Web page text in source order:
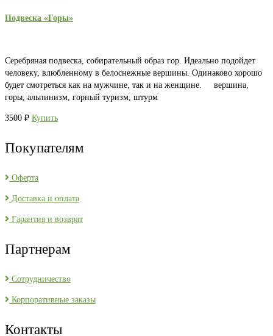
Подвеска «Горы»
Серебряная подвеска, собирательный образ гор. Идеально подойдет
человеку, влюбленному в белоснежные вершины. Одинаково хорошо
будет смотреться как на мужчине, так и на женщине. вершина,
горы, альпинизм, горный туризм, штурм
3500 ₽ Купить
Покупателям
Оферта
Доставка и оплата
Гарантия и возврат
Партнерам
Сотрудничество
Корпоративные заказы
Контакты